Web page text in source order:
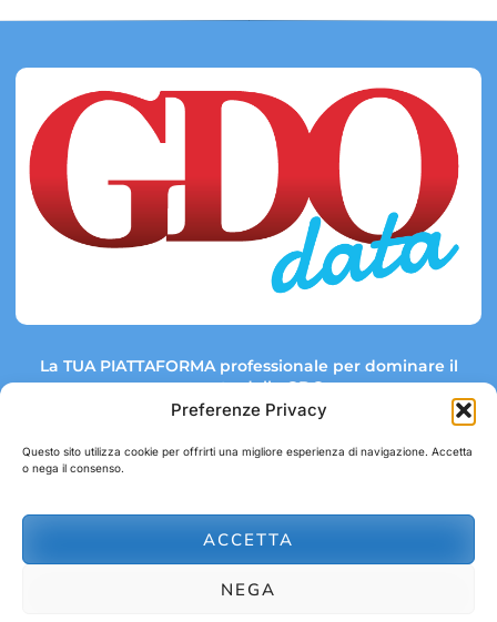
Preferenze Privacy
Questo sito utilizza cookie per offrirti una migliore esperienza di navigazione. Accetta
o nega il consenso.
ACCETTA
NEGA
La TUA PIATTAFORMA professionale per dominare il
mercato della GDO.
Link rapidi:
abbonamenti@gdodata.it